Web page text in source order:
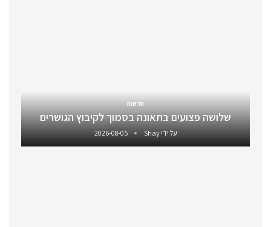
חדשות
שלושה פצועים בתאונה בסמוך לקיבוץ הגושרים
על ידיShay
2026-08-05